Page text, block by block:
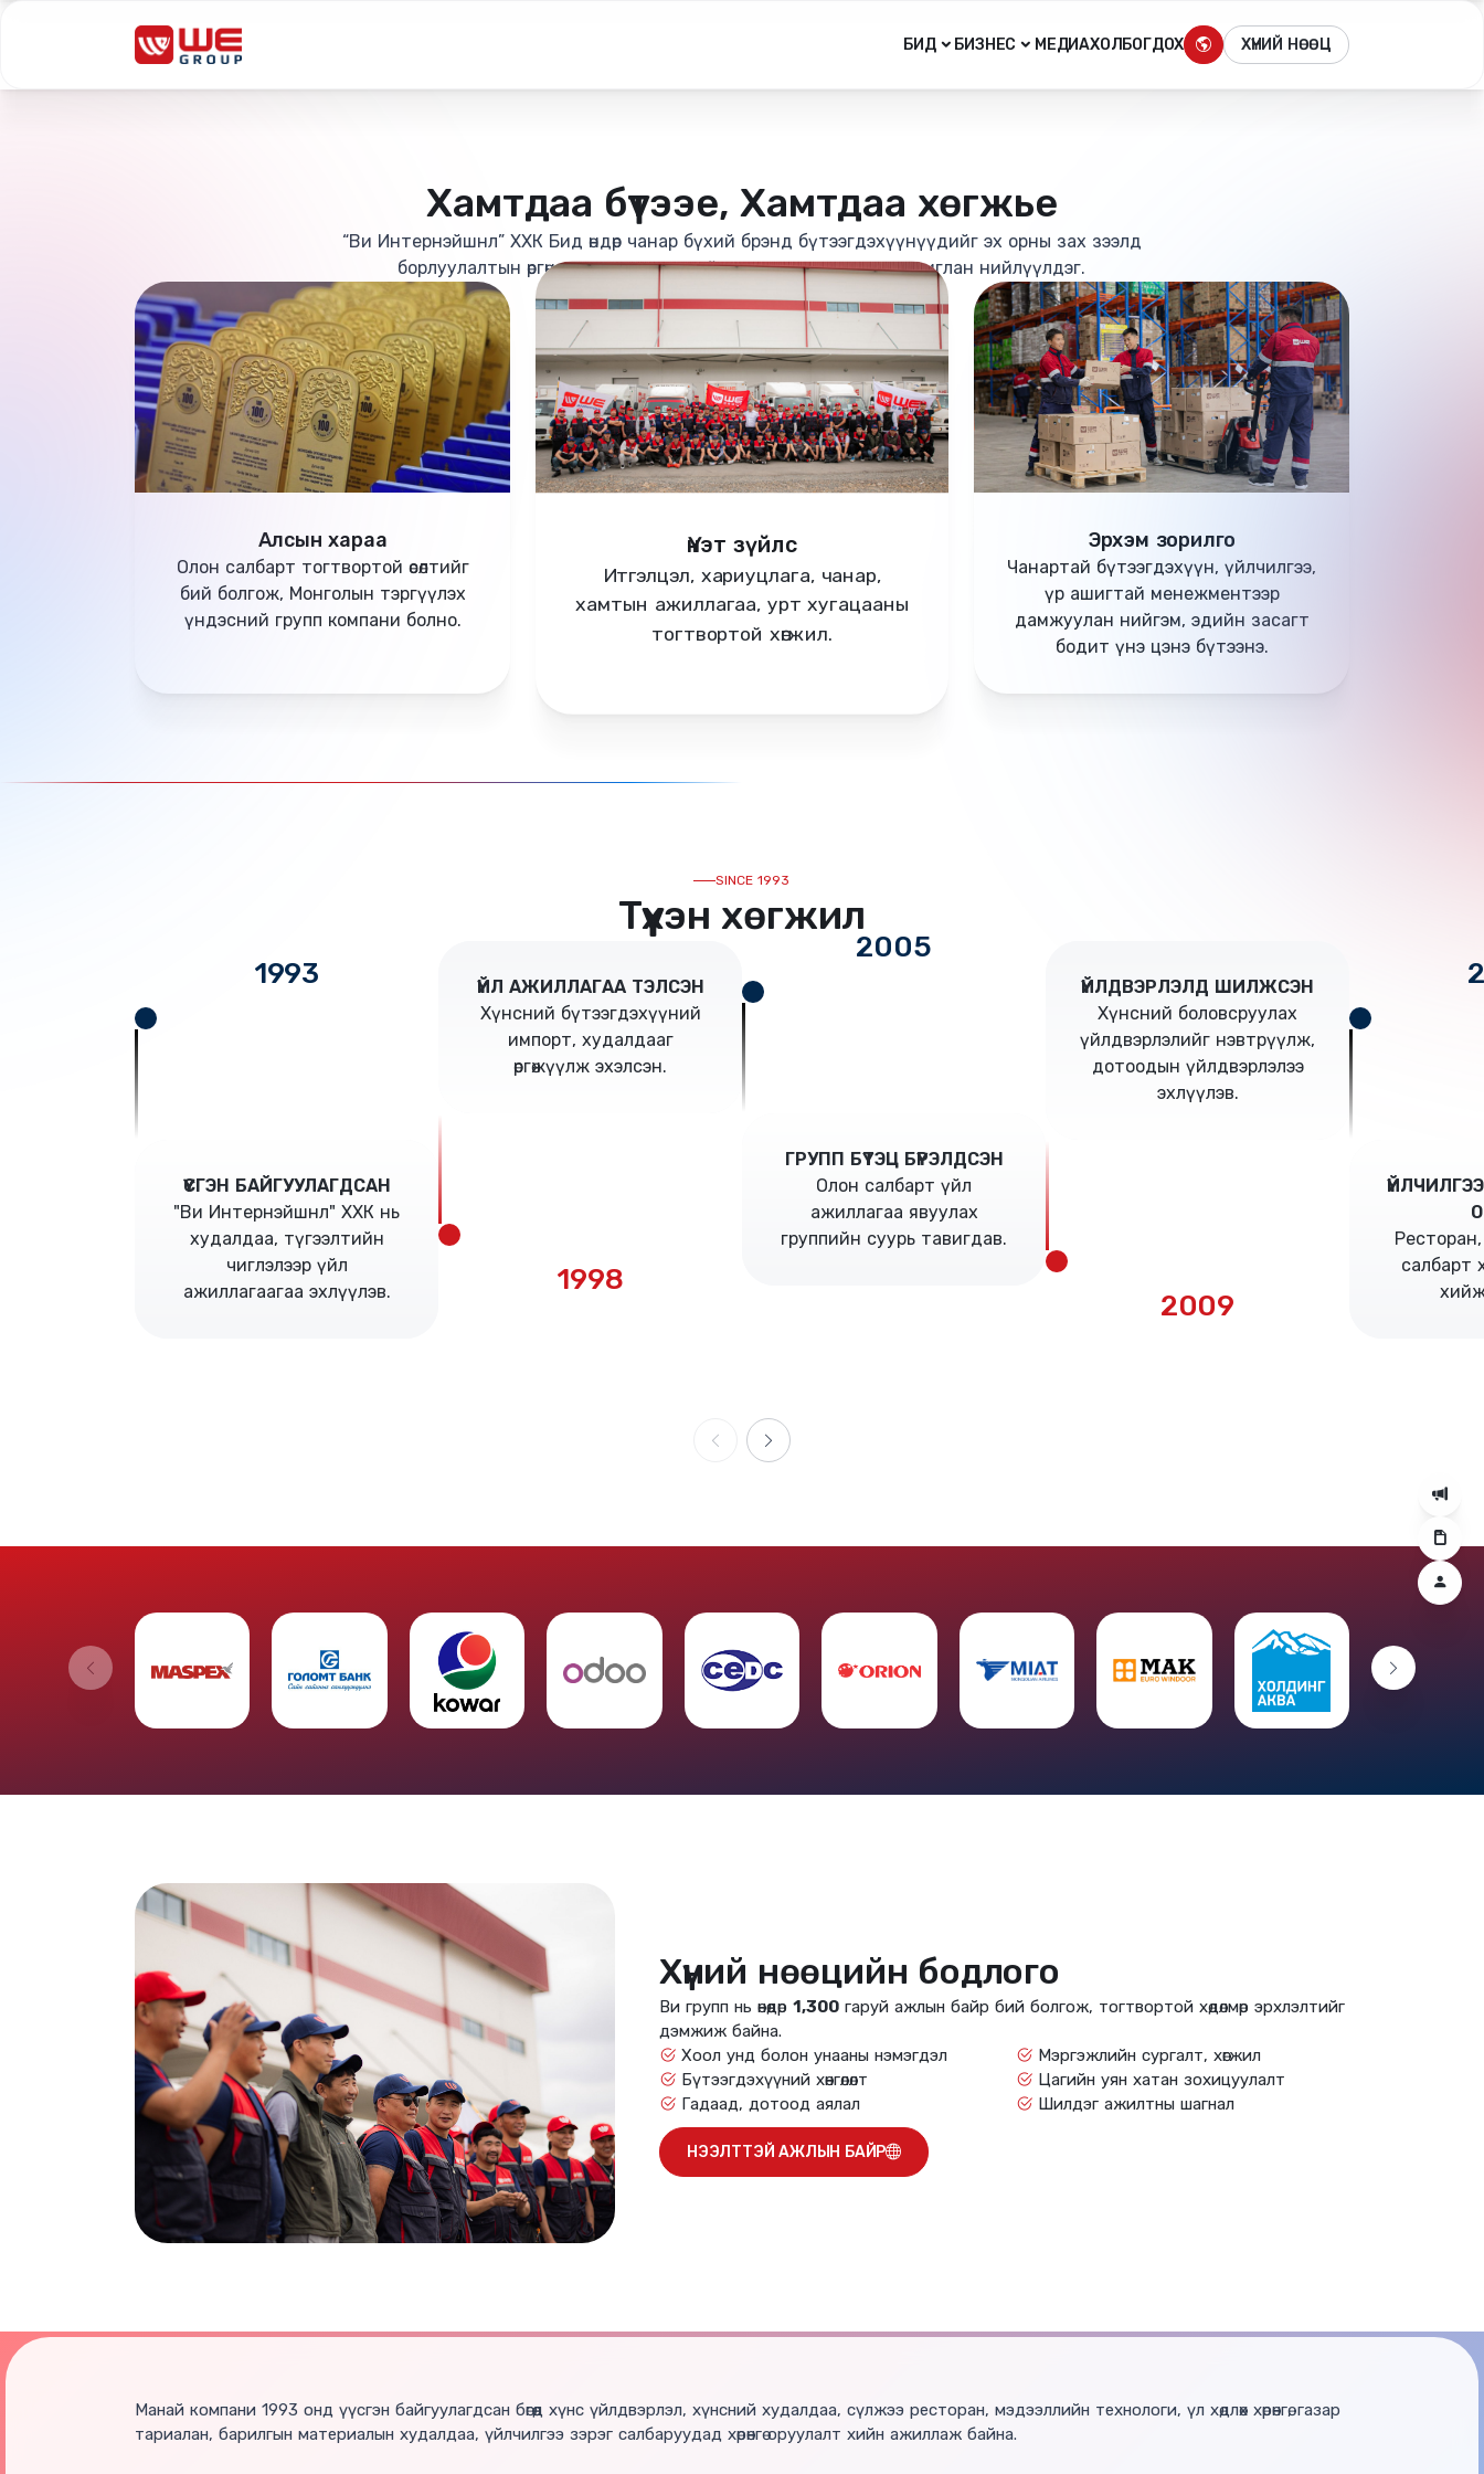
БИД БИЗНЕС МЕДИАХОЛБОГДОХ ХҮНИЙ НӨӨЦ
Хамтдаа бүтээе, Хамтдаа хөгжье
“Ви Интернэйшнл” ХХК Бид өндөр чанар бүхий брэнд бүтээгдэхүүнүүдийг эх орны зах зээлд
борлуулалтын өргөн суваг, орчин үеийн шилдэг технологи ашиглан нийлүүлдэг.
Алсын хараа
Олон салбарт тогтвортой өсөлтийг
бий болгож, Монголын тэргүүлэх
үндэсний групп компани болно.
Үнэт зүйлс
Итгэлцэл, хариуцлага, чанар,
хамтын ажиллагаа, урт хугацааны
тогтвортой хөгжил.
Эрхэм зорилго
Чанартай бүтээгдэхүүн, үйлчилгээ,
үр ашигтай менежментээр
дамжуулан нийгэм, эдийн засагт
бодит үнэ цэнэ бүтээнэ.
SINCE 1993
Түүхэн хөгжил
1993
1993
ҮҮСГЭН БАЙГУУЛАГДСАН
"Ви Интернэйшнл" ХХК нь
худалдаа, түгээлтийн
чиглэлээр үйл
ажиллагаагаа эхлүүлэв.
1998
ҮЙЛ АЖИЛЛАГАА ТЭЛСЭН
Хүнсний бүтээгдэхүүний
импорт, худалдааг
өргөжүүлж эхэлсэн.
2005
ГРУПП БҮТЭЦ БҮРЭЛДСЭН
Олон салбарт үйл
ажиллагаа явуулах
группийн суурь тавигдав.
2009
ҮЙЛДВЭРЛЭЛД ШИЛЖСЭН
Хүнсний боловсруулах
үйлдвэрлэлийг нэвтрүүлж,
дотоодын үйлдвэрлэлээ
эхлүүлэв.
салбарт
Хүний нөөцийн бодлого
Ви групп нь өнөөдөр 1,300 гаруй ажлын байр бий болгож, тогтвортой хөдөлмөр эрхлэлтийг
дэмжиж байна.
Хоол унд болон унааны нэмэгдэл
Бүтээгдэхүүний хөнгөлөлт
Гадаад, дотоод аялал
Мэргэжлийн сургалт, хөгжил
Цагийн уян хатан зохицуулалт
Шилдэг ажилтны шагнал
НЭЭЛТТЭЙ АЖЛЫН БАЙР
Манай компани 1993 онд үүсгэн байгуулагдсан бөгөөд хүнс үйлдвэрлэл, хүнсний худалдаа, сүлжээ ресторан, мэдээллийн технологи, үл хөдлөх хөрөнгө, газар
тариалан, барилгын материалын худалдаа, үйлчилгээ зэрэг салбаруудад хөрөнгө оруулалт хийн ажиллаж байна.